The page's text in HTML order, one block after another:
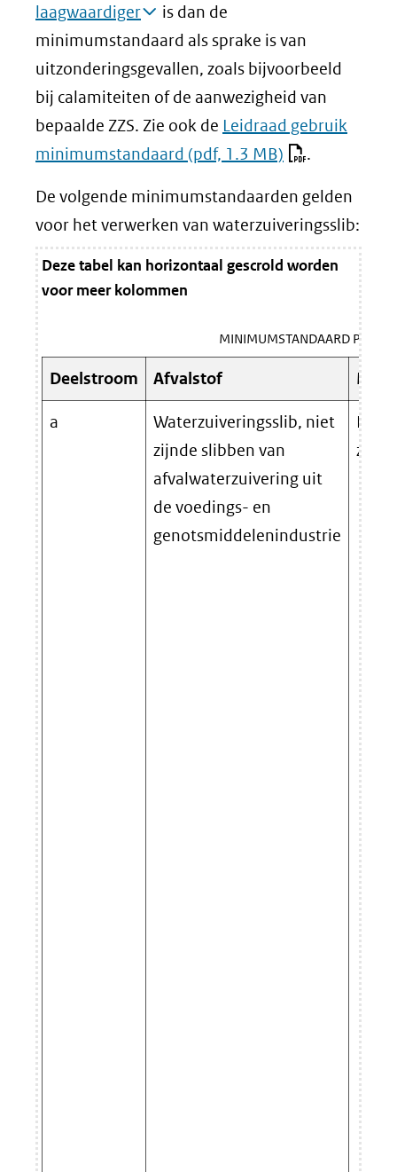
laagwaardiger
is dan de
minimumstandaard als sprake is van
uitzonderingsgevallen, zoals bijvoorbeeld
bij calamiteiten of de aanwezigheid van
bepaalde ZZS. Zie ook de Leidraad gebruik
minimumstandaard (pdf, 1.3 MB) .
De volgende minimumstandaarden gelden
voor het verwerken van waterzuiveringsslib:
Deze tabel kan horizontaal gescrold worden
voor meer kolommen
MINIMUMSTANDAARD PER
Deelstroom Afvalstof
a
Waterzuiveringsslib, niet
zijnde slibben van
afvalwaterzuivering uit
de voedings- en
genotsmiddelenindustrie
De
zijn